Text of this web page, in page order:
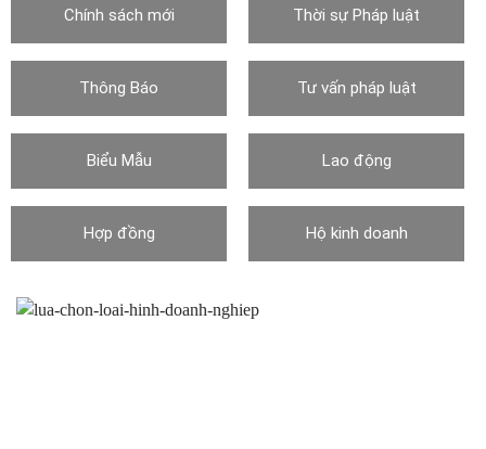
Chính sách mới Thời sự Pháp luật
Thông Báo Tư vấn pháp luật
Biểu Mẫu Lao động
Hợp đồng Hộ kinh doanh